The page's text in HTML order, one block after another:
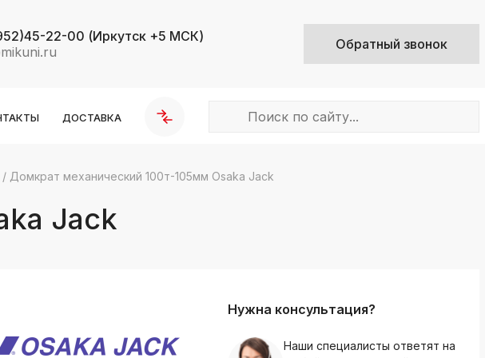
22-00 (Иркутск +5 МСК)
Обратный звонок
ДОСТАВКА
ksldkfjsdlfkjsls;ldfkgjsdl;kfkфыва
/ Домкрат механический 100т-105мм Osaka Jack
Jack
Нужна консультация?
Наши специалисты ответят на